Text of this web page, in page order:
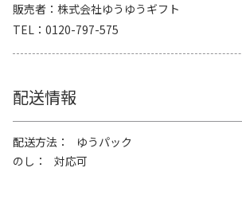
販売者
株式会社ゆうゆうギフト
TEL
0120-797-575
配送情報
配送方法
ゆうパック
のし
対応可